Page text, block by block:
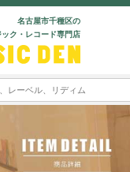
名古屋市千種区の
ク・レコード専門店